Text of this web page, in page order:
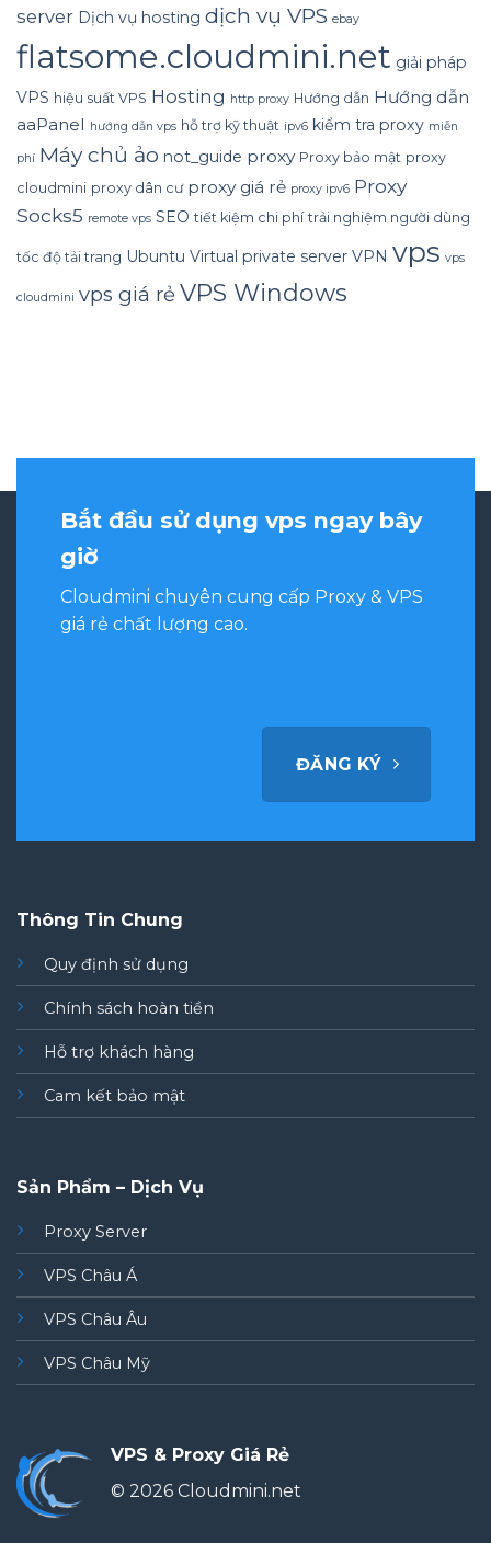
server Dịch vụ hosting dịch vụ VPS ebay
flatsome.cloudmini.net giải pháp
VPS hiệu suất VPS Hosting http proxy Hướng dẫn Hướng dẫn
aaPanel hướng dẫn vps hỗ trợ kỹ thuật ipv6 kiểm tra proxy miễn
phí Máy chủ ảo not_guide proxy Proxy bảo mật proxy
cloudmini proxy dân cư proxy giá rẻ proxy ipv6 Proxy
Socks5 remote vps SEO tiết kiệm chi phí trải nghiệm người dùng
tốc độ tải trang Ubuntu Virtual private server VPN vps vps
cloudmini vps giá rẻVPS Windows
Bắt đầu sử dụng vps ngay bây
giờ
Cloudmini chuyên cung cấp Proxy & VPS
giá rẻ chất lượng cao.
ĐĂNG KÝ
Thông Tin Chung
Quy định sử dụng
Chính sách hoàn tiền
Hỗ trợ khách hàng
Cam kết bảo mật
Sản Phẩm – Dịch Vụ
Proxy Server
VPS Châu Á
VPS Châu Âu
VPS Châu Mỹ
VPS & Proxy Giá Rẻ
© 2026 Cloudmini.net